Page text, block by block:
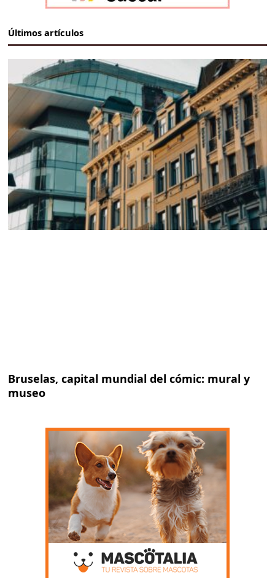
Últimos artículos
Bruselas, capital mundial del cómic: mural y
museo